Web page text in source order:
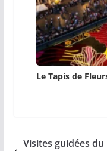
Le Tapis de
Visites guidées